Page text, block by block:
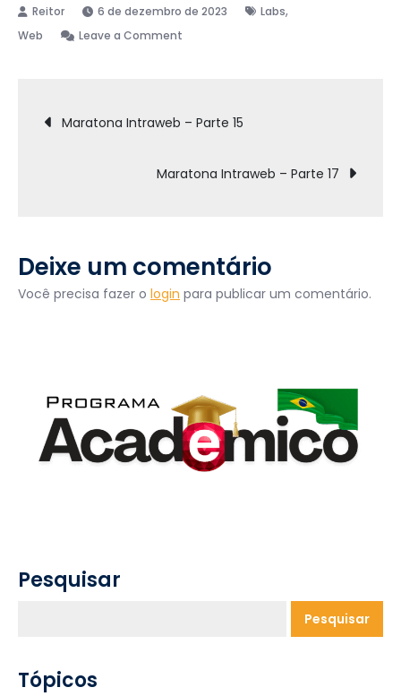
6 de dezembro de 2023 Labs,
Web Leave a Comment
Parte
Navegação
Maratona Intraweb – Parte 15
Maratona Intraweb – Parte 17
Deixe um comentário
Você precisa fazer o login para publicar um comentário.
Pesquisar
Pesquisar
Tópicos